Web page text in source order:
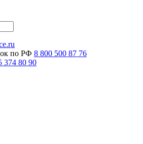
по РФ 8 800 500 87 76
374 80 90